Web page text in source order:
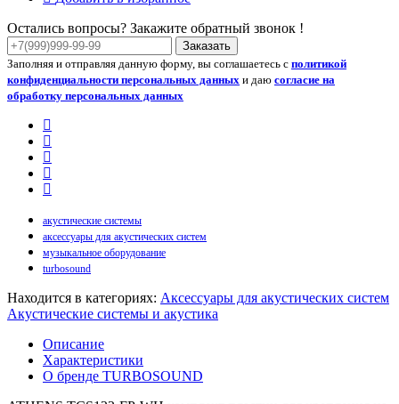
Остались вопросы? Закажите обратный звонок !
Заказать
Заполняя и отправляя данную форму, вы соглашаетесь с политикой
конфиденциальности персональных данных и даю согласие на
обработку персональных данных
акустические системы
аксессуары для акустических систем
музыкальное оборудование
turbosound
Находится в категориях: Аксессуары для акустических систем
Акустические системы и акустика
Описание
Характеристики
О бренде TURBOSOUND